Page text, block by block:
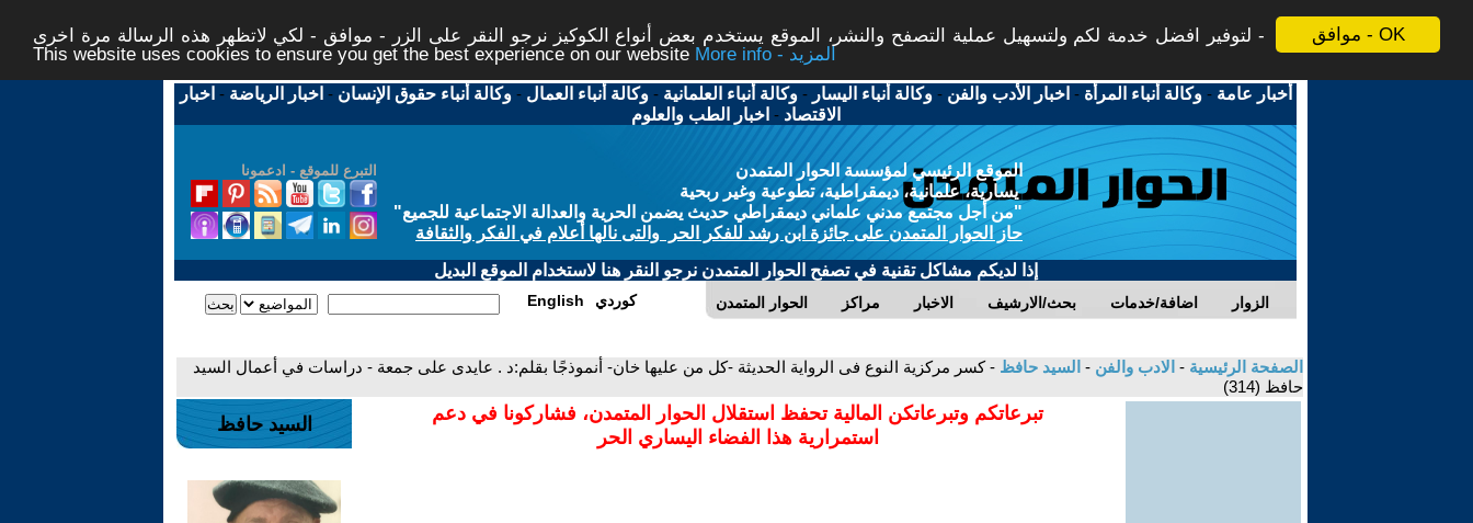
موافق - OK
لتوفير افضل خدمة لكم ولتسهيل عملية التصفح والنشر، الموقع يستخدم بعض أنواع الكوكيز نرجو النقر على الزر - موافق - لكي لاتظهر هذه الرسالة مرة اخرى -
This website uses cookies to ensure you get the best experience on our website
More info - المزيد
أخبار عامة -وكالة أنباء المرأة - اخبار الأدب والفن -وكالة أنباء اليسار -وكالة أنباء العلمانية -وكالة أنباء العمال -وكالة أنباء حقوق الإنسان - اخبار الرياضة - اخبار
الاقتصاد - اخبار الطب والعلوم
التبرع للموقع - ادعمونا
الموقع الرئيسي لمؤسسة الحوار المتمدن
يسارية، علمانية، ديمقراطية، تطوعية وغير ربحية
"من أجل مجتمع مدني علماني ديمقراطي حديث يضمن الحرية والعدالة الاجتماعية للجميع"
حاز الحوار المتمدن على جائزة ابن رشد للفكر الحر والتى نالها أعلام في الفكر والثقافة
إذا لديكم مشاكل تقنية في تصفح الحوار المتمدن نرجو النقر هنا لاستخدام الموقع البديل
الحوار المتمدن مراكز الاخبار بحث/الارشيف اضافة/خدمات الزوار English كوردي
الصفحة الرئيسية - الادب والفن - السيد حافظ - كسر مركزية النوع فى الرواية الحديثة -كل من عليها خان- أنموذجًا بقلم:د . عايدى على جمعة - دراسات في أعمال السيد
حافظ (314)
تبرعاتكم وتبرعاتكن المالية تحفظ استقلال الحوار المتمدن، فشاركونا في دعم
استمرارية هذا الفضاء اليساري الحر
السيد حافظ